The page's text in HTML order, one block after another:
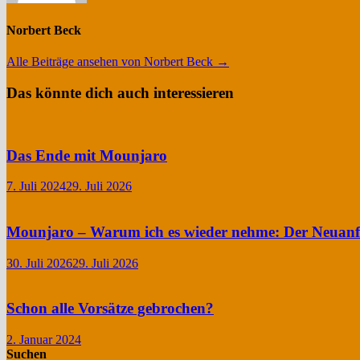
Norbert Beck
Alle Beiträge ansehen von Norbert Beck →
Das könnte dich auch interessieren
Das Ende mit Mounjaro
7. Juli 202429. Juli 2026
Mounjaro – Warum ich es wieder nehme: Der
30. Juli 202629. Juli 2026
Schon alle Vorsätze gebrochen?
2. Januar 2024
Suchen